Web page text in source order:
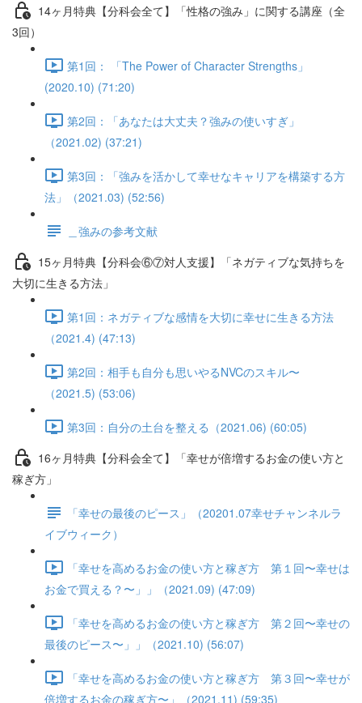
14ヶ月特典【分科会全て】「性格の強み」に関する講座（全
3回）
第1回： 「The Power of Character Strengths」
(2020.10) (71:20)
第2回：「あなたは大丈夫？強みの使いすぎ」
（2021.02) (37:21)
第3回：「強みを活かして幸せなキャリアを構築する方
法」（2021.03) (52:56)
＿強みの参考文献
15ヶ月特典【分科会⑥⑦対人支援】「ネガティブな気持ちを
大切に生きる方法」
第1回：ネガティブな感情を大切に幸せに生きる方法
（2021.4) (47:13)
第2回：相手も自分も思いやるNVCのスキル〜
（2021.5) (53:06)
第3回：自分の土台を整える（2021.06) (60:05)
16ヶ月特典【分科会全て】「幸せが倍増するお金の使い方と
稼ぎ方」
「幸せの最後のピース」（20201.07幸せチャンネルラ
イブウィーク）
「幸せを高めるお金の使い方と稼ぎ方 第１回〜幸せは
お金で買える？〜」」（2021.09) (47:09)
「幸せを高めるお金の使い方と稼ぎ方 第２回〜幸せの
最後のピース〜」」（2021.10) (56:07)
「幸せを高めるお金の使い方と稼ぎ方 第３回〜幸せが
倍増するお金の稼ぎ方〜」（2021.11) (59:35)